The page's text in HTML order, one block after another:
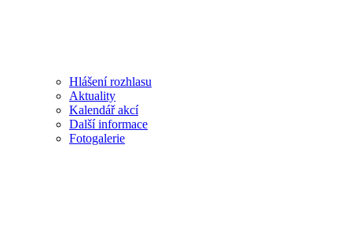
Hlášení rozhlasu
Aktuality
Kalendář akcí
Další informace
Fotogalerie